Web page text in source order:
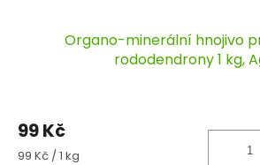
Organo-minerální hnojivo
rododendrony 1 kg,
99 Kč
Měrná
99 Kč / 1 kg